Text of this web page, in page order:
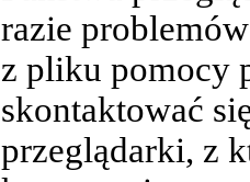
razie
z pliku pomocy
skontaktować
przeglądarki, z